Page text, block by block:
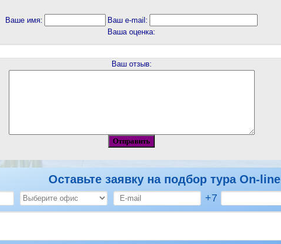
Ваше имя:
Ваш e-mail:
Ваша оценка:
Ваш отзыв:
Оставьте заявку на подбор тура On-line
+7